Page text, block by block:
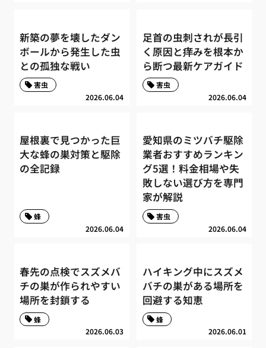
新築の夢を壊したダン
ボールから発生した虫
との孤独な戦い
2026.06.04
害虫
足首の虫刺されが長引
く原因と痒みを根本か
ら断つ最新ケアガイド
2026.06.04
害虫
屋根裏で見つかった巨
大な蜂の巣対策と駆除
の全記録
2026.06.04
蜂
愛知県のミツバチ駆除
業者おすすめランキン
グ5選！料金相場や失
敗しない選び方を専門
家が解説
2026.06.04
害虫
春先の点検でスズメバ
チの巣が作られやすい
場所を封鎖する
2026.06.03
蜂
ハイキング中にスズメ
バチの巣がある場所を
回避する知恵
2026.06.01
蜂